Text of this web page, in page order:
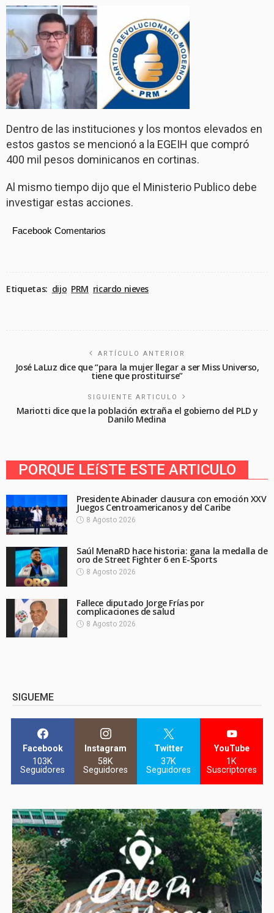
Dentro de las instituciones y los montos elevados en
estos gastos se mencionó a la EGEIH que compró
400 mil pesos dominicanos en cortinas.
Al mismo tiempo dijo que el Ministerio Publico debe
investigar estas acciones.
Facebook Comentarios
Etiquetas: dijo PRM ricardo nieves
ARTÍCULO ANTERIOR
José LaLuz dice que “para la mujer llegar a ser Miss Universo,
tiene que prostituirse”
SIGUIENTE ARTICULO
Mariotti dice que la población extraña el gobierno del PLD y
Danilo Medina
PORQUE LEíSTE ESTE ARTICULO
Presidente Abinader clausura con emoción XXV
Juegos Centroamericanos y del Caribe
8 Agosto 2026
Saúl MenaRD hace historia: gana la medalla de
oro de Street Fighter 6 en E-Sports
8 Agosto 2026
Fallece diputado Jorge Frías por
complicaciones de salud
8 Agosto 2026
SIGUEME
Facebook
103K
Seguidores
Instagram
58K
Seguidores
Twitter
37K
Seguidores
YouTube
1K
Suscriptores